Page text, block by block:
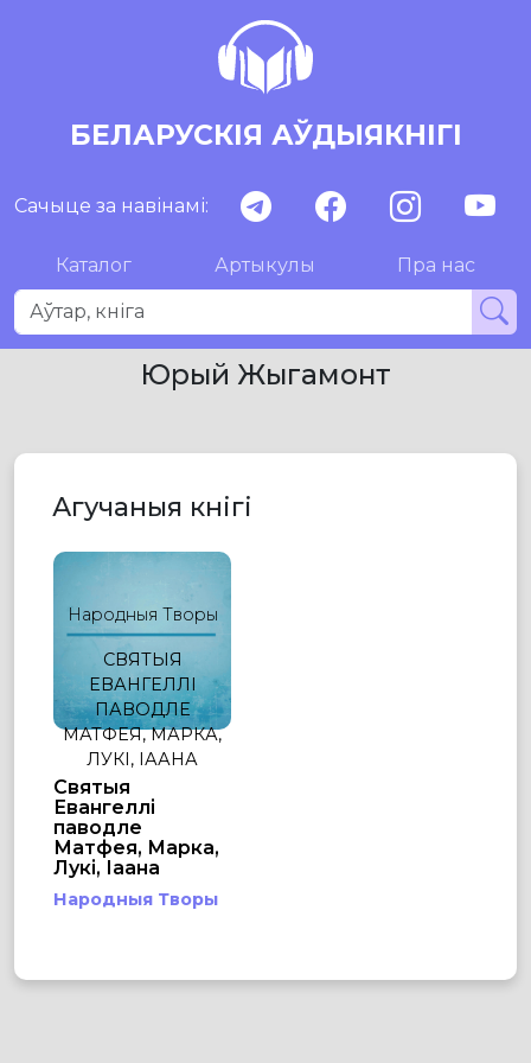
БЕЛАРУСКІЯ АЎДЫЯКНІГІ
Сачыце за навінамі:
Каталог Артыкулы Пра нас
Юрый Жыгамонт
Агучаныя кнігі
Народныя Творы
СВЯТЫЯ
ЕВАНГЕЛЛІ
ПАВОДЛЕ
МАТФЕЯ, МАРКА,
ЛУКІ, ІААНА
Святыя
Евангеллі
паводле
Матфея, Марка,
Лукі, Іаана
Народныя Творы